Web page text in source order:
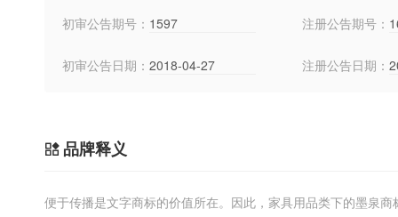
初审公告期号： 1597 注册公告期号：
初审公告日期： 2018-04-27 注册公告日期：
品牌释义
便于传播是文字商标的价值所在。因此，家具用品类下的墨泉